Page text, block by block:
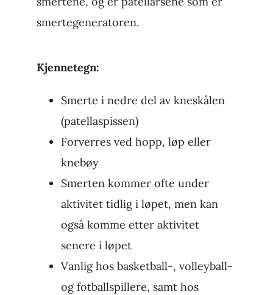
smertegeneratoren.
Kjennetegn:
Smerte i nedre del av kneskålen
(patellaspissen)
Forverres ved hopp, løp eller
knebøy
Smerten kommer ofte under
aktivitet tidlig i løpet, men kan
også komme etter aktivitet
senere i løpet
Vanlig hos basketball-, volleyball-
og fotballspillere, samt hos